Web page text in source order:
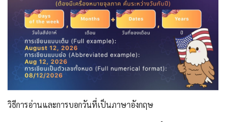
วิธีการอ่านและการบอกวันที่เป็นภาษาอังกฤษ